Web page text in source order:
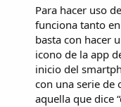
Para hacer uso
funciona tanto
basta con hacer
icono de la app
inicio del
con una serie de
aquella que dice